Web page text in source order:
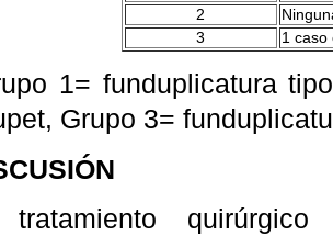
2
3
1 caso
1= funduplicatura
Grupo 3=
tratamiento